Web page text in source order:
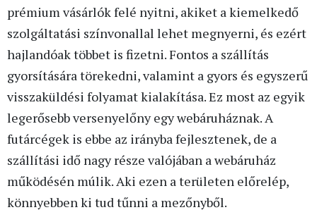
prémium vásárlók felé nyitni, akiket a kiemelkedő
szolgáltatási színvonallal lehet megnyerni, és ezért
hajlandóak többet is fizetni. Fontos a szállítás
gyorsítására törekedni, valamint a gyors és egyszerű
visszaküldési folyamat kialakítása. Ez most az egyik
legerősebb versenyelőny egy webáruháznak. A
futárcégek is ebbe az irányba fejlesztenek, de a
szállítási idő nagy része valójában a webáruház
működésén múlik. Aki ezen a területen előrelép,
könnyebben ki tud tűnni a mezőnyből.